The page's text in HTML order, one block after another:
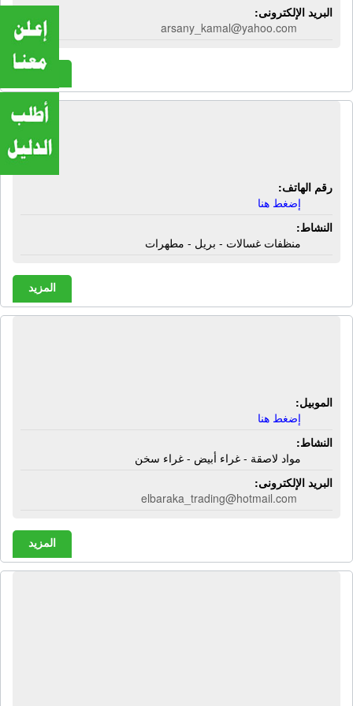
البريد الإلكترونى:
arsany_kamal@yahoo.com
المزيد
مصنع البدر للمنظفات السائلة | منظفات
رقم الهاتف:
إضغط هنا
النشاط:
منظفات غسالات - بريل - مطهرات
المزيد
الموبيل:
إضغط هنا
النشاط:
مواد لاصقة - غراء أبيض - غراء سخن
البريد الإلكترونى:
elbaraka_trading@hotmail.com
المزيد